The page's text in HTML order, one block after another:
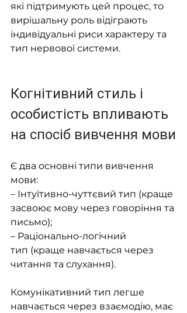
які підтримують цей процес, то
вирішальну роль відіграють
індивідуальні риси характеру та
тип нервової системи.
Когнітивний стиль і
особистість впливають
на спосіб вивчення мови
Є два основні типи вивчення
мови:
– Інтуїтивно-чуттєвий тип (краще
засвоює мову через говоріння та
письмо);
– Раціонально-логічний
тип (краще навчається через
читання та слухання).
Комунікативний тип легше
навчається через взаємодію, має